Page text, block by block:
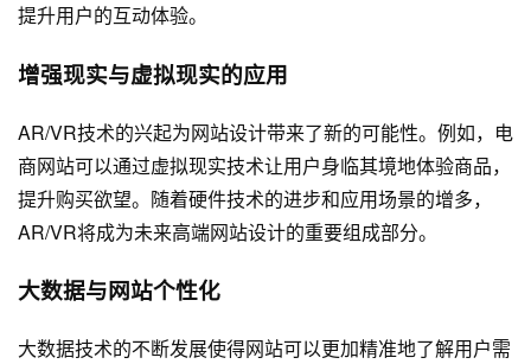
提升用户的互动体验。
增强现实与虚拟现实的应用
AR/VR技术的兴起为网站设计带来了新的可能性。例如，电
商网站可以通过虚拟现实技术让用户身临其境地体验商品，
提升购买欲望。随着硬件技术的进步和应用场景的增多，
AR/VR将成为未来高端网站设计的重要组成部分。
大数据与网站个性化
大数据技术的不断发展使得网站可以更加精准地了解用户需